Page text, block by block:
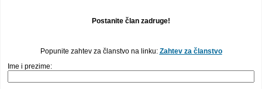
Postanite član zadruge!
Popunite zahtev za članstvo na linku: Zahtev za članstvo
Ime i prezime: